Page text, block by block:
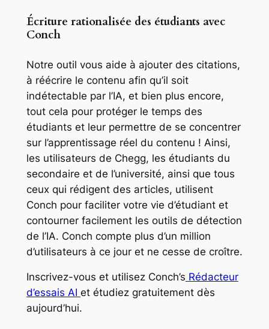
Écriture rationalisée des étudiants avec
Conch
Notre outil vous aide à ajouter des citations,
à réécrire le contenu afin qu’il soit
indétectable par l’IA, et bien plus encore,
tout cela pour protéger le temps des
étudiants et leur permettre de se concentrer
sur l’apprentissage réel du contenu ! Ainsi,
les utilisateurs de Chegg, les étudiants du
secondaire et de l’université, ainsi que tous
ceux qui rédigent des articles, utilisent
Conch pour faciliter votre vie d’étudiant et
contourner facilement les outils de détection
de l’IA. Conch compte plus d’un million
d’utilisateurs à ce jour et ne cesse de croître.
Inscrivez-vous et utilisez Conch’s Rédacteur
d’essais AI et étudiez gratuitement dès
aujourd’hui.